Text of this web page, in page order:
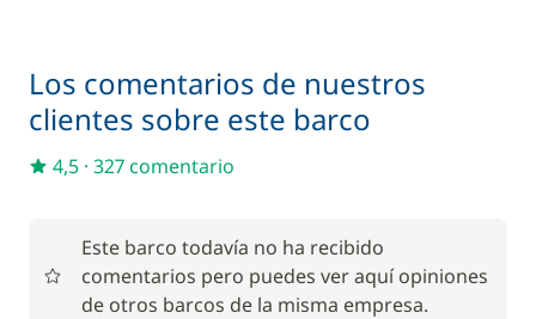
Paddle / semana
Red de seguridad
Los comentarios de nuestros
clientes sobre este barco
4,5 · 327 comentario
Este barco todavía no ha recibido
comentarios pero puedes ver aquí opiniones
de otros barcos de la misma empresa.